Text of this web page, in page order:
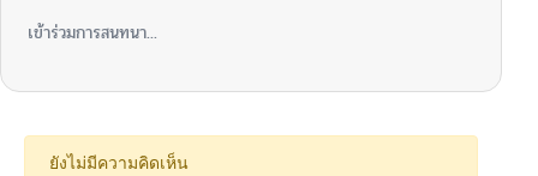
เข้าร่วมการสนทนา...
ยังไม่มีความคิดเห็น